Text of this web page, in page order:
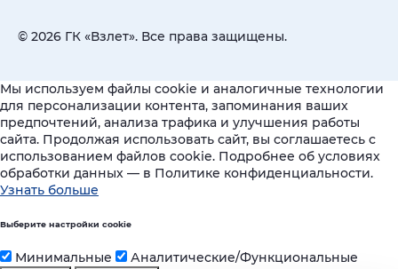
© 2026 ГК «Взлет». Все права защищены.
Мы используем файлы cookie и аналогичные технологии
для персонализации контента, запоминания ваших
предпочтений, анализа трафика и улучшения работы
сайта. Продолжая использовать сайт, вы соглашаетесь с
использованием файлов cookie. Подробнее об условиях
обработки данных — в Политике конфиденциальности.
Узнать больше
Выберите настройки cookie
Минимальные
Аналитические/Функциональные